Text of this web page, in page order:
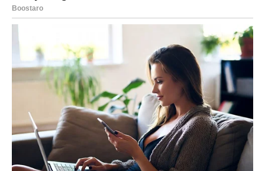
ZAŠTO SE VRAĆA BAŠ SADA?
Vrijeme je donijelo nova saznanja.
Ono što je nekada izgledalo kao obična veza sada djeluje
mnogo vrijednije.
Ta osoba je prošla kroz iskustva koja su joj pokazala
koliko ste bili posebni.
Shvatila je da nisu svi ljudi isti.